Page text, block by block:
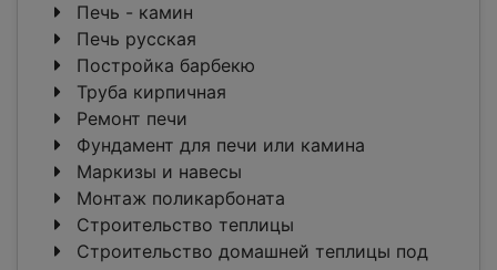
Печь - камин
Печь русская
Постройка барбекю
Труба кирпичная
Ремонт печи
Фундамент для печи или камина
Маркизы и навесы
Монтаж поликарбоната
Строительство теплицы
Строительство домашней теплицы под